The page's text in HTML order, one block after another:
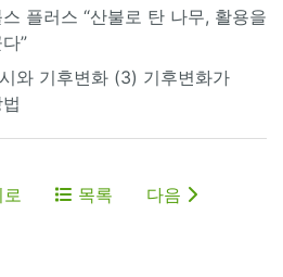
플러스 “산불로 탄 나무, 활용을
”
와 기후변화 (3) 기후변화가
목록 다음